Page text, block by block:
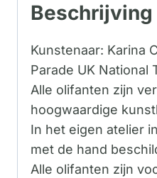
Beschrijving
Kunstenaar: Karina
Parade UK National
Alle olifanten zijn
hoogwaardige
In het eigen atelier
met de hand
Alle olifanten zijn